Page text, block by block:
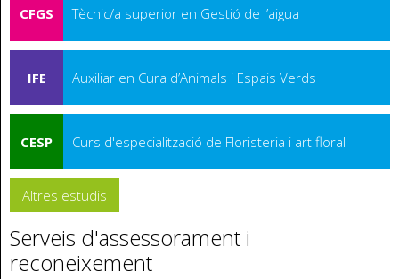
CFGS Tècnic/a superior en Gestió de l’aigua
IFE Auxiliar en Cura d’Animals i Espais Verds
CESP Curs d'especialització de Floristeria i art floral
Altres estudis
Serveis d'assessorament i
reconeixement